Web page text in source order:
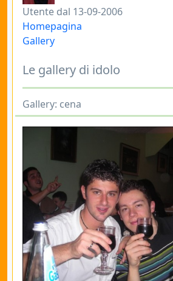
Utente dal 13-09-2006
Homepagina
Gallery
Le gallery di idolo
Gallery: cena